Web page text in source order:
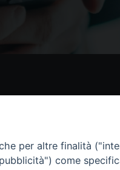
per altre finalità
come